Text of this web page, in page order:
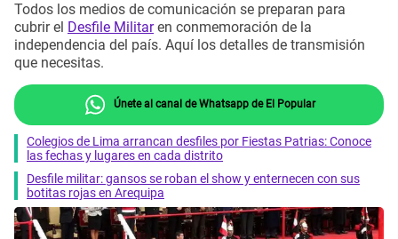
Todos los medios de comunicación se preparan para
cubrir el Desfile Militaren conmemoración de la
independencia del país. Aquí los detalles de transmisión
que necesitas.
Únete al canal de Whatsapp de El Popular
Colegios de Lima arrancan desfiles por Fiestas Patrias: Conoce
las fechas y lugares en cada distrito
Desfile militar: gansos se roban el show y enternecen con sus
botitas rojas en Arequipa